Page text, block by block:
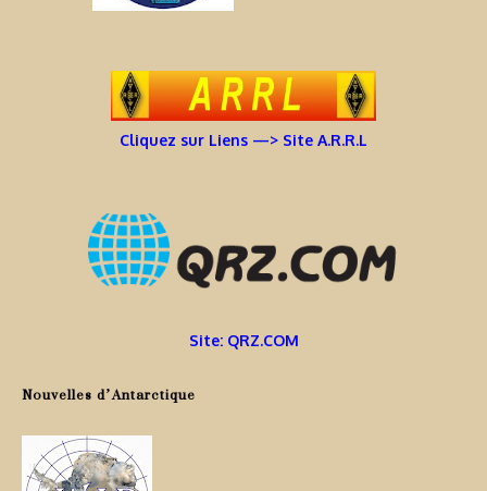
Cliquez sur Liens —> Site A.R.R.L
Site: QRZ.COM
Nouvelles d’Antarctique